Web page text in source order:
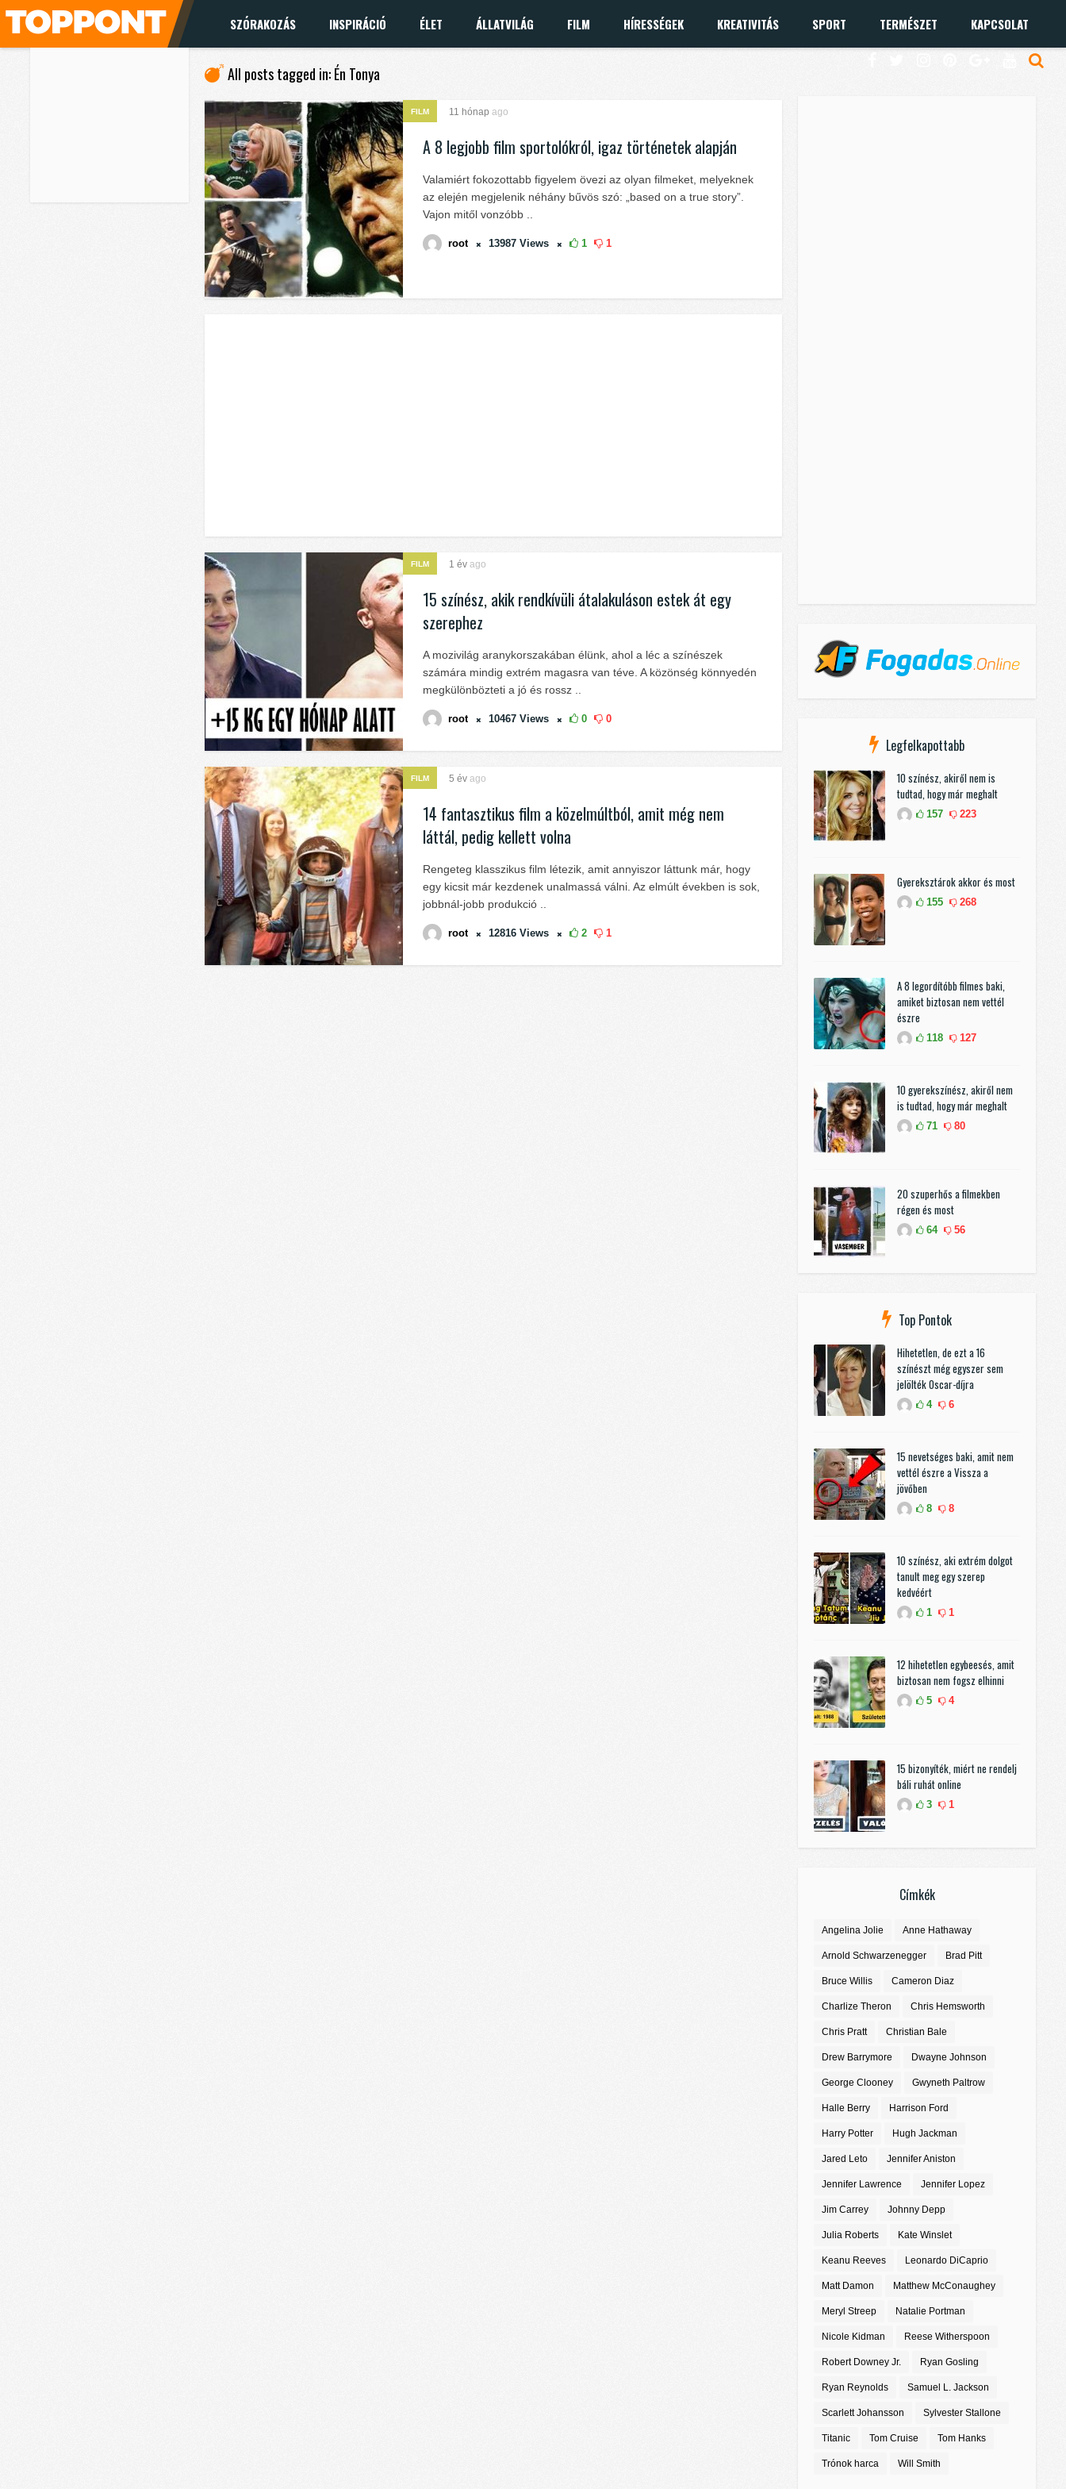
SZÓRAKOZÁS INSPIRÁCIÓ ÉLET ÁLLATVILÁG FILM HÍRESSÉGEK KREATIVITÁS SPORT TERMÉSZET KAPCSOLAT
All posts tagged in: Én Tonya
FILM 11 hónap ago
A 8 legjobb film sportolókról, igaz történetek alapján
Valamiért fokozottabb figyelem övezi az olyan filmeket, melyeknek
az elején megjelenik néhány bűvös szó: „based on a true story”.
Vajon mitől vonzóbb ..
root 13987 Views 1 1
FILM 1 év ago
15 színész, akik rendkívüli átalakuláson estek át egy
szerephez
A mozivilág aranykorszakában élünk, ahol a léc a színészek
számára mindig extrém magasra van téve. A közönség könnyedén
megkülönbözteti a jó és rossz ..
root 10467 Views 0 0
FILM 5 év ago
14 fantasztikus film a közelmúltból, amit még nem
láttál, pedig kellett volna
Rengeteg klasszikus film létezik, amit annyiszor láttunk már, hogy
egy kicsit már kezdenek unalmassá válni. Az elmúlt években is sok,
jobbnál-jobb produkció ..
root 12816 Views 2 1
Legfelkapottabb
10 színész, akiről nem is
tudtad, hogy már meghalt
157 223
Gyereksztárok akkor és most
155 268
A 8 legordítóbb filmes baki,
amiket biztosan nem vettél
észre
118 127
10 gyerekszínész, akiről nem
is tudtad, hogy már meghalt
71 80
20 szuperhős a filmekben
régen és most
64 56
Top Pontok
Hihetetlen, de ezt a 16
színészt még egyszer sem
jelölték Oscar-díjra
4 6
15 nevetséges baki, amit nem
vettél észre a Vissza a
jövőben
8 8
10 színész, aki extrém dolgot
tanult meg egy szerep
kedvéért
1 1
12 hihetetlen egybeesés, amit
biztosan nem fogsz elhinni
5 4
15 bizonyíték, miért ne rendelj
báli ruhát online
3 1
Címkék
Angelina Jolie Anne Hathaway
Arnold Schwarzenegger Brad Pitt
Bruce Willis Cameron Diaz
Charlize Theron Chris Hemsworth
Chris Pratt Christian Bale
Drew Barrymore Dwayne Johnson
George Clooney Gwyneth Paltrow
Halle Berry Harrison Ford
Harry Potter Hugh Jackman
Jared Leto Jennifer Aniston
Jennifer Lawrence Jennifer Lopez
Jim Carrey Johnny Depp
Julia Roberts Kate Winslet
Keanu Reeves Leonardo DiCaprio
Matt Damon Matthew McConaughey
Meryl Streep Natalie Portman
Nicole Kidman Reese Witherspoon
Robert Downey Jr. Ryan Gosling
Ryan Reynolds Samuel L. Jackson
Scarlett Johansson Sylvester Stallone
Titanic Tom Cruise Tom Hanks
Trónok harca Will Smith